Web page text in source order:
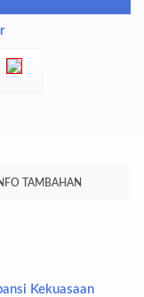
TAMBAHAN
Kekuasaan